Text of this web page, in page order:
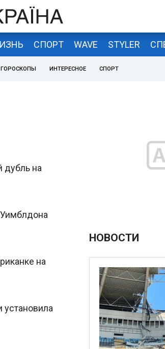
СПОРТ WAVE STYLER
ГОРОСКОПЫ ИНТЕРЕСНОЕ СПОРТ
дубль на
на
НОВОСТИ